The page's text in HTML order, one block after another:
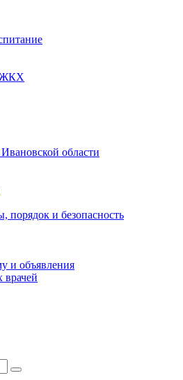
ЖКХ
области
порядок и безопасность
и объявления
врачей
Поиск